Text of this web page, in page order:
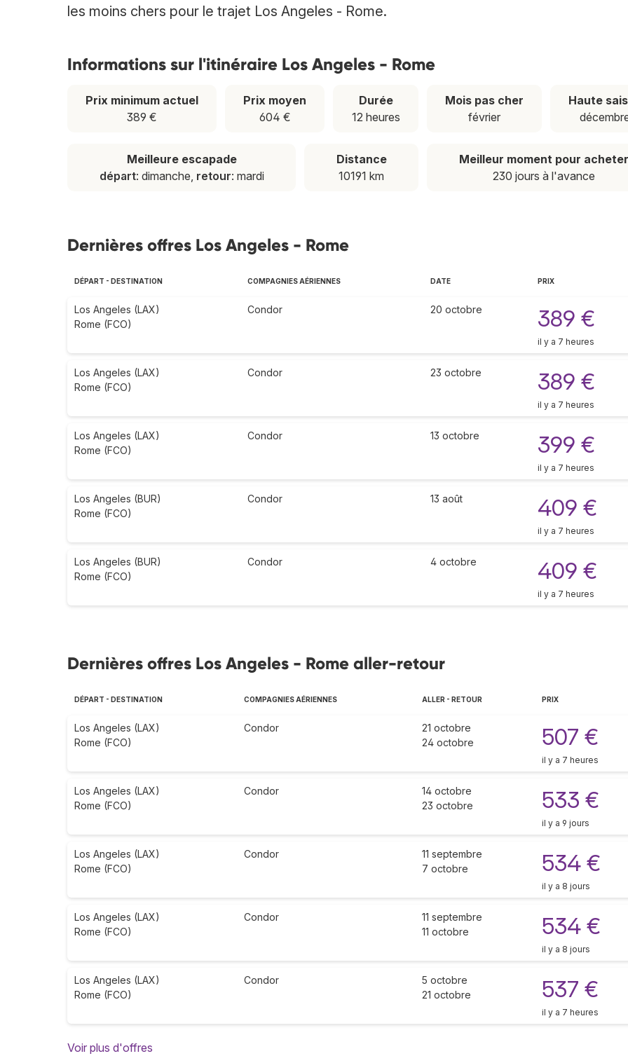
les moins chers pour le trajet Los Angeles - Rome.
Informations sur l'itinéraire Los Angeles - Rome
Prix minimum actuel
389 €
Prix moyen
604 €
Durée
12 heures
Mois pas cher
février
Haute
Meilleure escapade
départ: dimanche, retour: mardi
Distance
10191 km
Meilleur moment pour acheter
230 jours à l'avance
Dernières offres Los Angeles - Rome
DÉPART - DESTINATION COMPAGNIES AÉRIENNES DATE PRIX
Los Angeles (LAX)
Rome (FCO)
Condor 20 octobre 389 €
il y a 7 heures
Los Angeles (LAX)
Rome (FCO)
Condor 23 octobre 389 €
il y a 7 heures
Los Angeles (LAX)
Rome (FCO)
Condor 13 octobre 399 €
il y a 7 heures
Los Angeles (BUR)
Rome (FCO)
Condor 13 août 409 €
il y a 7 heures
Los Angeles (BUR)
Rome (FCO)
Condor 4 octobre 409 €
il y a 7 heures
Dernières offres Los Angeles - Rome aller-retour
DÉPART - DESTINATION COMPAGNIES AÉRIENNES ALLER - RETOUR PRIX
Los Angeles (LAX)
Rome (FCO)
Condor
21 octobre
24 octobre
507 €
il y a 7 heures
Los Angeles (LAX)
Rome (FCO)
Condor
14 octobre
23 octobre
533 €
il y a 9 jours
Los Angeles (LAX)
Rome (FCO)
Condor
11 septembre
7 octobre
534 €
il y a 8 jours
Los Angeles (LAX)
Rome (FCO)
Condor
11 septembre
11 octobre
534 €
il y a 8 jours
Los Angeles (LAX)
Rome (FCO)
Condor
5 octobre
21 octobre
537 €
il y a 7 heures
Voir plus d'offres